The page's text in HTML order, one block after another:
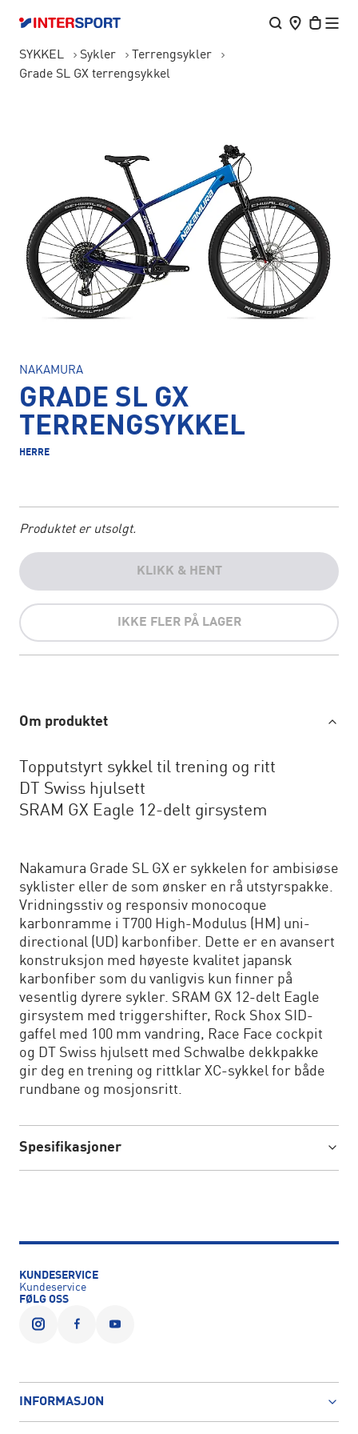
SYKKEL Sykler
Terrengsykler
Grade SL GX terrengsykkel
NAKAMURA
GRADE SL GX
TERRENGSYKKEL
HERRE
Produktet er utsolgt.
KLIKK & HENT
IKKE FLER PÅ LAGER
Om produktet
Topputstyrt sykkel til trening og ritt
DT Swiss hjulsett
SRAM GX Eagle 12-delt girsystem
Nakamura Grade SL GX er sykkelen for ambisiøse
syklister eller de som ønsker en rå utstyrspakke.
Vridningsstiv og responsiv monocoque
karbonramme i T700 High-Modulus (HM) uni-
directional (UD) karbonfiber. Dette er en avansert
konstruksjon med høyeste kvalitet japansk
karbonfiber som du vanligvis kun finner på
vesentlig dyrere sykler. SRAM GX 12-delt Eagle
girsystem med triggershifter, Rock Shox SID-
gaffel med 100 mm vandring, Race Face cockpit
og DT Swiss hjulsett med Schwalbe dekkpakke
gir deg en trening og rittklar XC-sykkel for både
rundbane og mosjonsritt.
Spesifikasjoner
KUNDESERVICE
Kundeservice
FØLG OSS
INFORMASJON